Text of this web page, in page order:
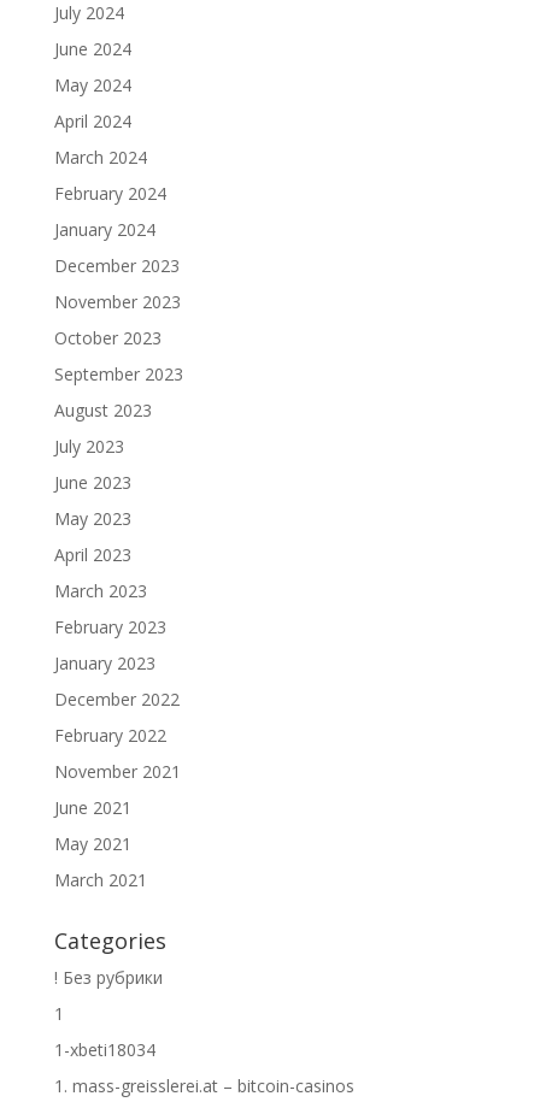
July 2024
June 2024
May 2024
April 2024
March 2024
February 2024
January 2024
December 2023
November 2023
October 2023
September 2023
August 2023
July 2023
June 2023
May 2023
April 2023
March 2023
February 2023
January 2023
December 2022
February 2022
November 2021
June 2021
May 2021
March 2021
Categories
! Без рубрики
1
1-xbeti18034
1. mass-greisslerei.at – bitcoin-casinos